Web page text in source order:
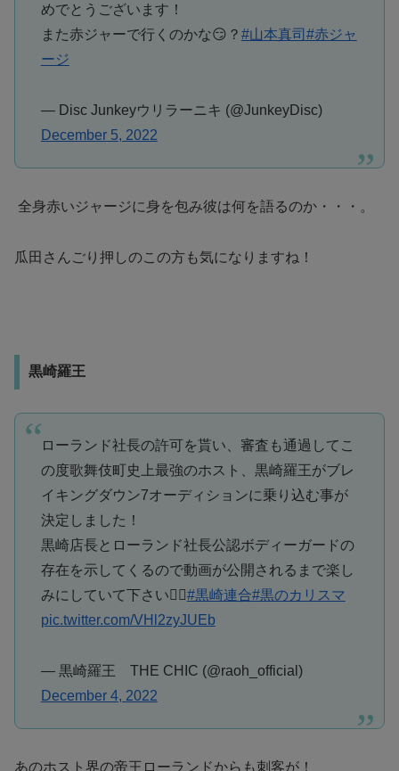
めでとうございます！
また赤ジャーで行くのかな😏？ #山本真司 #赤ジャ
ージ
— Disc Junkeyウリラーニキ (@JunkeyDisc)
December 5, 2022
全身赤いジャージに身を包み彼は何を語るのか・・・。
瓜田さんごり押しのこの方も気になりますね！
黒崎羅王
ローランド社長の許可を貰い、審査も通過してこ
の度歌舞伎町史上最強のホスト、黒崎羅王がブレ
イキングダウン7オーディションに乗り込む事が
決定しました！
黒崎店長とローランド社長公認ボディーガードの
存在を示してくるので動画が公開されるまで楽し
みにしていて下さい❤️‍🔥#黒崎連合#黒のカリスマ
pic.twitter.com/VHl2zyJUEb
— 黒崎羅王 THE CHIC (@raoh_official)
December 4, 2022
あのホスト界の帝王ローランドからも刺客が！